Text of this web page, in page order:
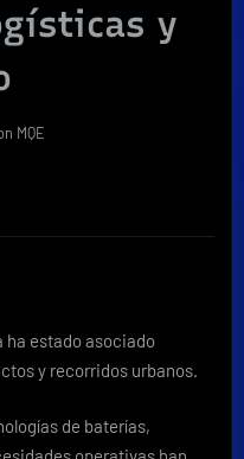
y
MQE
ha estado asociado
y recorridos urbanos.
de baterías,